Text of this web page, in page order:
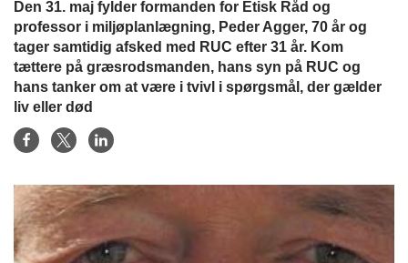
Den 31. maj fylder formanden for Etisk Råd og
professor i miljøplanlægning, Peder Agger, 70 år og
tager samtidig afsked med RUC efter 31 år. Kom
tættere på græsrodsmanden, hans syn på RUC og
hans tanker om at være i tvivl i spørgsmål, der gælder
liv eller død